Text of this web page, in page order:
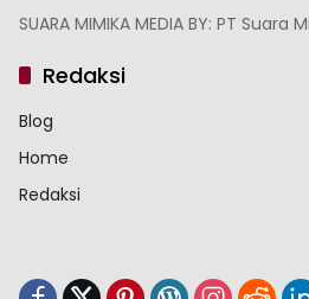
SUARA MIMIKA MEDIA BY: PT
Redaksi
Blog
Home
Redaksi